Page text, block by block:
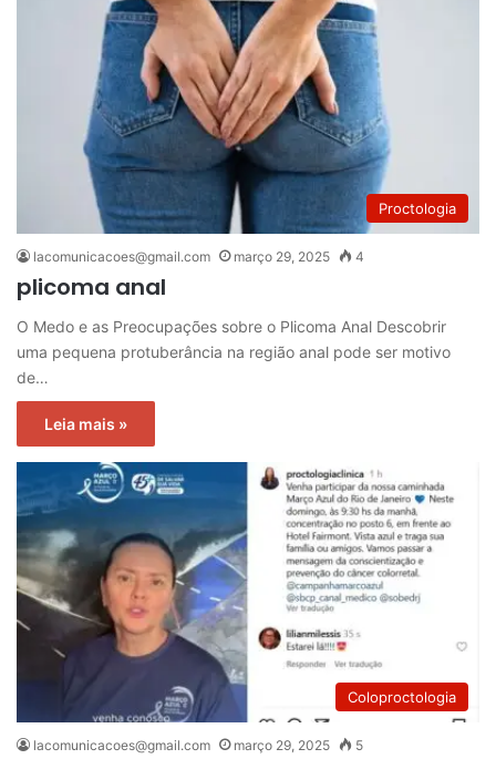
Proctologia
lacomunicacoes@gmail.com março 29, 2025 4
plicoma anal
O Medo e as Preocupações sobre o Plicoma Anal Descobrir
uma pequena protuberância na região anal pode ser motivo
de…
Leia mais »
Coloproctologia
lacomunicacoes@gmail.com março 29, 2025 5